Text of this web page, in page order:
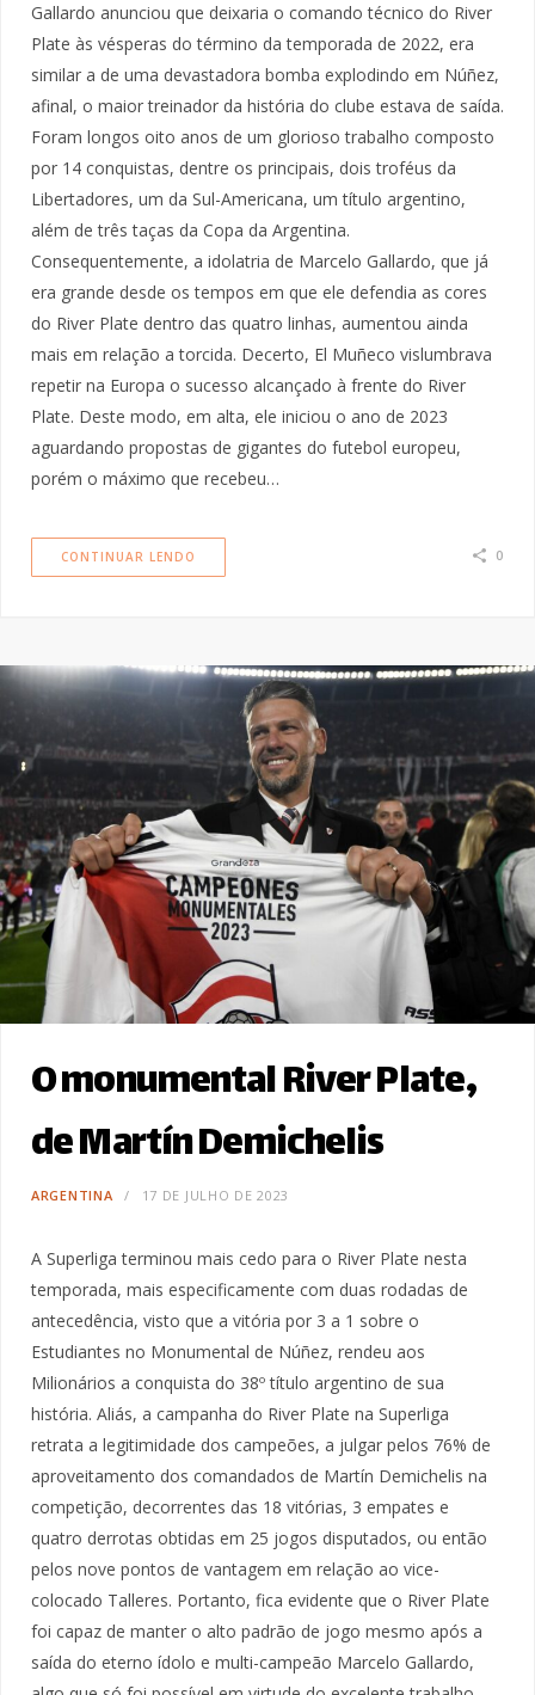
Gallardo anunciou que deixaria o comando técnico do River
Plate às vésperas do término da temporada de 2022, era
similar a de uma devastadora bomba explodindo em Núñez,
afinal, o maior treinador da história do clube estava de saída.
Foram longos oito anos de um glorioso trabalho composto
por 14 conquistas, dentre os principais, dois troféus da
Libertadores, um da Sul-Americana, um título argentino,
além de três taças da Copa da Argentina.
Consequentemente, a idolatria de Marcelo Gallardo, que já
era grande desde os tempos em que ele defendia as cores
do River Plate dentro das quatro linhas, aumentou ainda
mais em relação a torcida. Decerto, El Muñeco vislumbrava
repetir na Europa o sucesso alcançado à frente do River
Plate. Deste modo, em alta, ele iniciou o ano de 2023
aguardando propostas de gigantes do futebol europeu,
porém o máximo que recebeu…
CONTINUAR LENDO 0
O monumental River Plate,
de Martín Demichelis
ARGENTINA 17 DE JULHO DE 2023
A Superliga terminou mais cedo para o River Plate nesta
temporada, mais especificamente com duas rodadas de
antecedência, visto que a vitória por 3 a 1 sobre o
Estudiantes no Monumental de Núñez, rendeu aos
Milionários a conquista do 38º título argentino de sua
história. Aliás, a campanha do River Plate na Superliga
retrata a legitimidade dos campeões, a julgar pelos 76% de
aproveitamento dos comandados de Martín Demichelis na
competição, decorrentes das 18 vitórias, 3 empates e
quatro derrotas obtidas em 25 jogos disputados, ou então
pelos nove pontos de vantagem em relação ao vice-
colocado Talleres. Portanto, fica evidente que o River Plate
foi capaz de manter o alto padrão de jogo mesmo após a
saída do eterno ídolo e multi-campeão Marcelo Gallardo,